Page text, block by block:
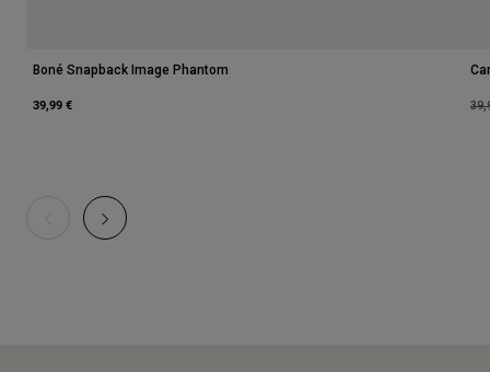
Boné Snapback Image Phantom
39,99 €